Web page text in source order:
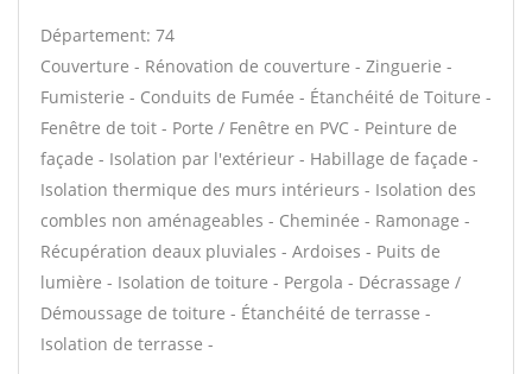
Département: 74
Couverture - Rénovation de couverture - Zinguerie -
Fumisterie - Conduits de Fumée - Étanchéité de Toiture -
Fenêtre de toit - Porte / Fenêtre en PVC - Peinture de
façade - Isolation par l'extérieur - Habillage de façade -
Isolation thermique des murs intérieurs - Isolation des
combles non aménageables - Cheminée - Ramonage -
Récupération deaux pluviales - Ardoises - Puits de
lumière - Isolation de toiture - Pergola - Décrassage /
Démoussage de toiture - Étanchéité de terrasse -
Isolation de terrasse -